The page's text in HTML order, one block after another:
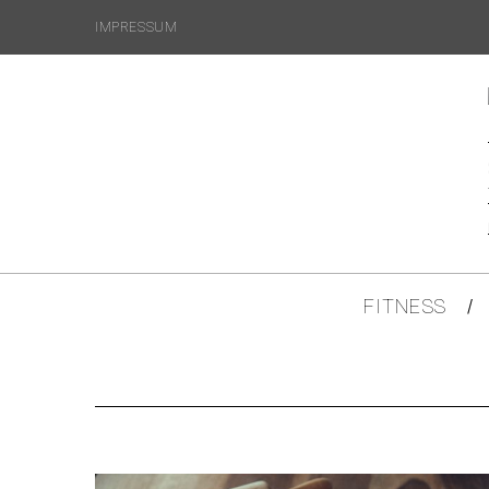
IMPRESSUM
FITNESS